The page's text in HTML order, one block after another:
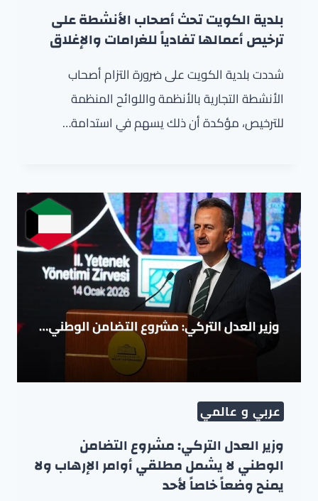
بلدية الكويت تحث أصحاب الأنشطة على
ترخيص أعمالها تفادياً للغرامات والإغلاق
شددت بلدية الكويت على ضرورة التزام أصحاب
الأنشطة التجارية بالأنظمة واللوائح المنظمة
للترخيص، مؤكدة أن ذلك يسهم في استدامة…
عربي و عالمي
وزير العدل التركي: مشروع التضامن
الوطني لا يشمل مطلقي أوامر الإرهاب ولا
يمنح وضعاً خاصاً لأحد